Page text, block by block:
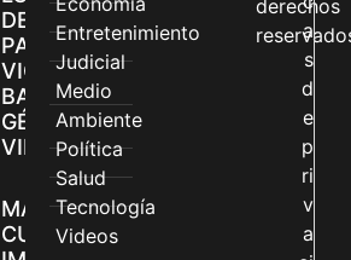
DE ATENCIÓN
PARA
VIOLENCIAS
BASADAS EN
GÉNERO EN
VILLAVICENCIO
MADRES
CUIDADORAS
Entretenimiento
Judicial
Medio
Ambiente
Política
Salud
Tecnología
Videos
derechos
a
s
d
e
p
ri
v
a